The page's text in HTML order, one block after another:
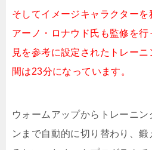
そしてイメージキャラクターを
アーノ・ロナウド氏も監修を
見を参考に設定されたトレー
間は23分になっています。
ウォームアップからトレーニ
ンまで自動的に切り替わり、鍛